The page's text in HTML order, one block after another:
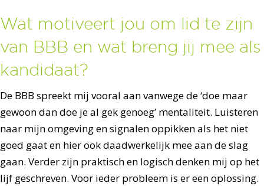
Wat motiveert jou om lid te zijn
van BBB en wat breng jij mee als
kandidaat?
De BBB spreekt mij vooral aan vanwege de ‘doe maar
gewoon dan doe je al gek genoeg’ mentaliteit. Luisteren
naar mijn omgeving en signalen oppikken als het niet
goed gaat en hier ook daadwerkelijk mee aan de slag
gaan. Verder zijn praktisch en logisch denken mij op het
lijf geschreven. Voor ieder probleem is er een oplossing.